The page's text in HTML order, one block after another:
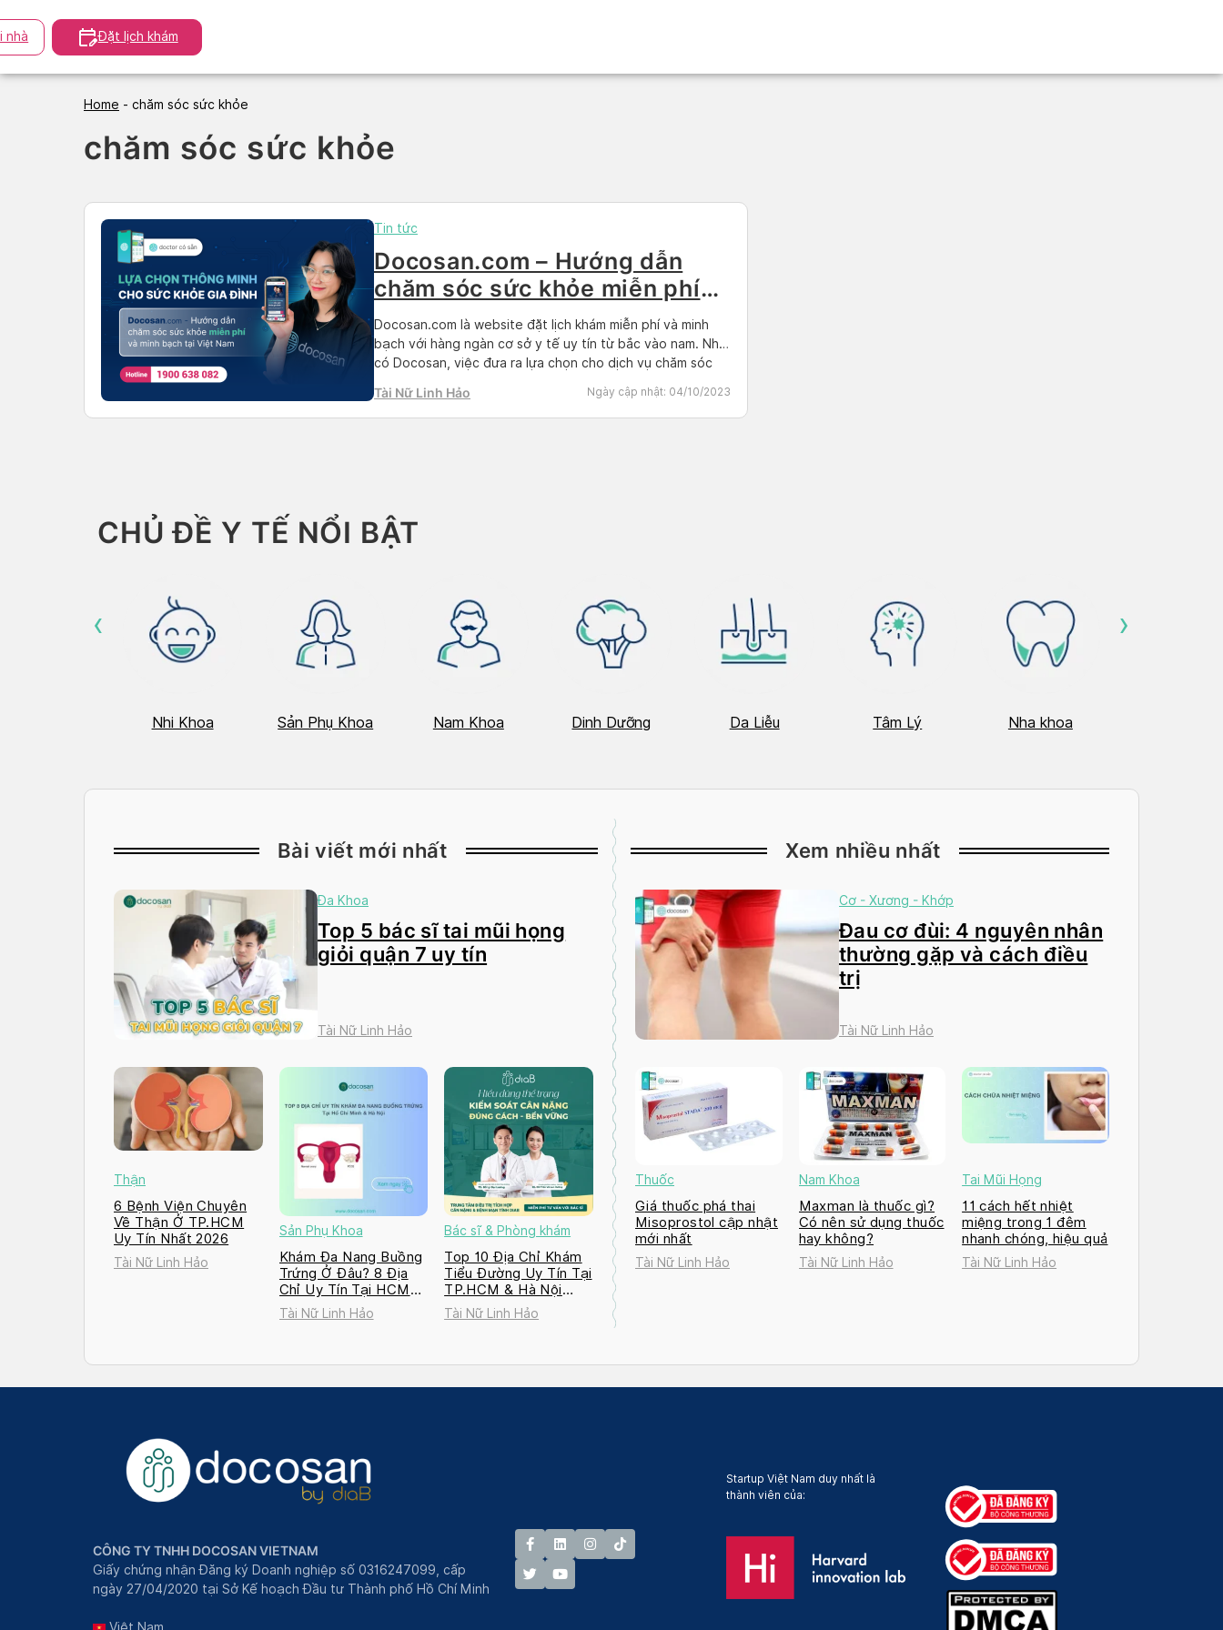
to
content
nhà Đặt lịch khám
Home - chăm sóc sức khỏe
chăm sóc sức khỏe
Tin tức
Docosan.com – Hướng dẫn
chăm sóc sức khỏe miễn phí
và minh bạch tại Việt Nam
Docosan.com là website đặt lịch khám miễn phí và minh
bạch với hàng ngàn cơ sở y tế uy tín từ bắc vào nam. Nhờ
có Docosan, việc đưa ra lựa chọn cho dịch vụ chăm sóc
tương lai, Docosan hứa hẹn mang […]
Tài Nữ Linh Hảo Ngày cập nhật: 04/10/2023
CHỦ ĐỀ Y TẾ NỔI BẬT
Nhi Khoa Sản Phụ Khoa Nam Khoa Dinh Dưỡng Da Liễu Tâm Lý Nha khoa
‹ ›
Bài viết mới nhất
Đa Khoa
Top 5 bác sĩ tai mũi họng
giỏi quận 7 uy tín
Tài Nữ Linh Hảo
Thận
6 Bệnh Viện Chuyên
Về Thận Ở TP.HCM
Uy Tín Nhất 2026
Tài Nữ Linh Hảo
Sản Phụ Khoa
Khám Đa Nang Buồng
Trứng Ở Đâu? 8 Địa
Chỉ Uy Tín Tại HCM
và Hà Nội 2026
Tài Nữ Linh Hảo
Bác sĩ & Phòng khám
Top 10 Địa Chỉ Khám
Tiểu Đường Uy Tín Tại
TP.HCM & Hà Nội
2026
Tài Nữ Linh Hảo
Xem nhiều nhất
Cơ - Xương - Khớp
Đau cơ đùi: 4 nguyên nhân
thường gặp và cách điều
trị
Tài Nữ Linh Hảo
Thuốc
Giá thuốc phá thai
Misoprostol cập nhật
mới nhất
Tài Nữ Linh Hảo
Nam Khoa
Maxman là thuốc gì?
Có nên sử dụng thuốc
hay không?
Tài Nữ Linh Hảo
Tai Mũi Họng
11 cách hết nhiệt
miệng trong 1 đêm
nhanh chóng, hiệu quả
Tài Nữ Linh Hảo
CÔNG TY TNHH DOCOSAN VIETNAM
Giấy chứng nhận Đăng ký Doanh nghiệp số 0316247099, cấp
ngày 27/04/2020 tại Sở Kế hoạch Đầu tư Thành phố Hồ Chí Minh
Startup Việt Nam duy nhất là
thành viên của: